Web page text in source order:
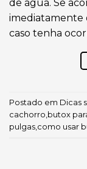
de água. Se
imediatamente
caso tenha
Postado em Dicas
cachorro butox
pulgas como usar